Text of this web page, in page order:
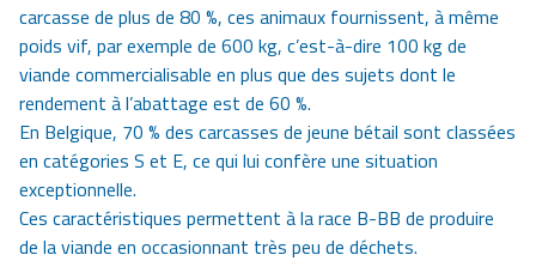
carcasse de plus de 80 %, ces animaux fournissent, à même
poids vif, par exemple de 600 kg, c’est-à-dire 100 kg de
viande commercialisable en plus que des sujets dont le
rendement à l’abattage est de 60 %.
En Belgique, 70 % des carcasses de jeune bétail sont classées
en catégories S et E, ce qui lui confère une situation
exceptionnelle.
Ces caractéristiques permettent à la race B-BB de produire
de la viande en occasionnant très peu de déchets.